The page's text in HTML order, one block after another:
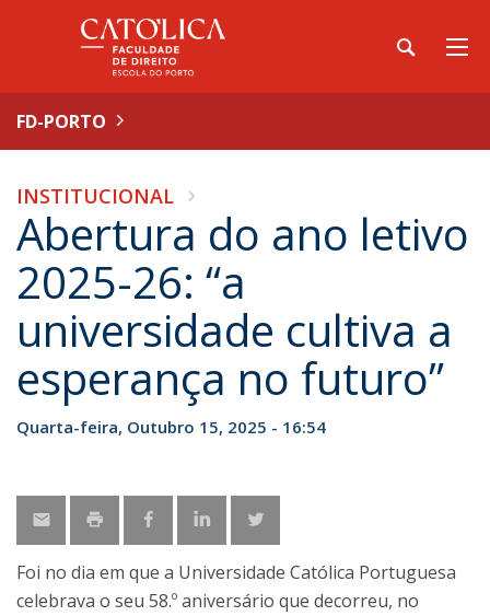
FD-PORTO
INSTITUCIONAL
Abertura do ano letivo
2025-26: “a
universidade cultiva a
esperança no futuro”
Quarta-feira, Outubro 15, 2025 - 16:54
Foi no dia em que a Universidade Católica Portuguesa
celebrava o seu 58.º aniversário que decorreu, no